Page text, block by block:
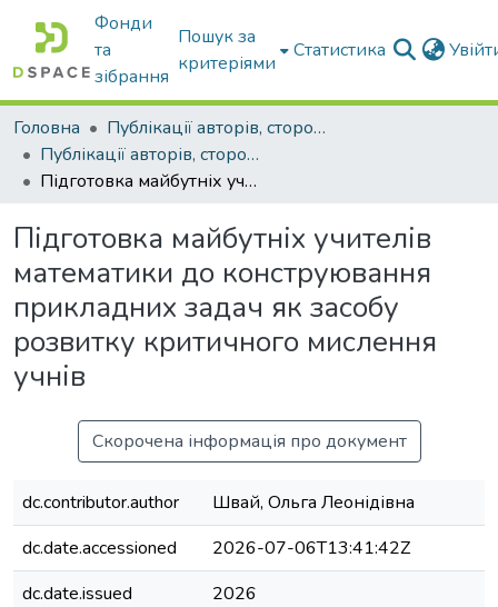
Фонди
та
зібрання
Пошук за
критеріями
Статистика
Головна
Публікації авторів, сторонніх університету
Публікації авторів, сторонніх університету
Підготовка майбутніх учителів математики до конструювання прикладних задач як засобу розвитку критичного мислення учнів
Підготовка майбутніх учителів
математики до конструювання
прикладних задач як засобу
розвитку критичного мислення
учнів
Скорочена інформація про документ
dc.contributor.author
Швай, Ольга Леонідівна
dc.date.accessioned
2026-07-06T13:41:42Z
dc.date.issued
2026